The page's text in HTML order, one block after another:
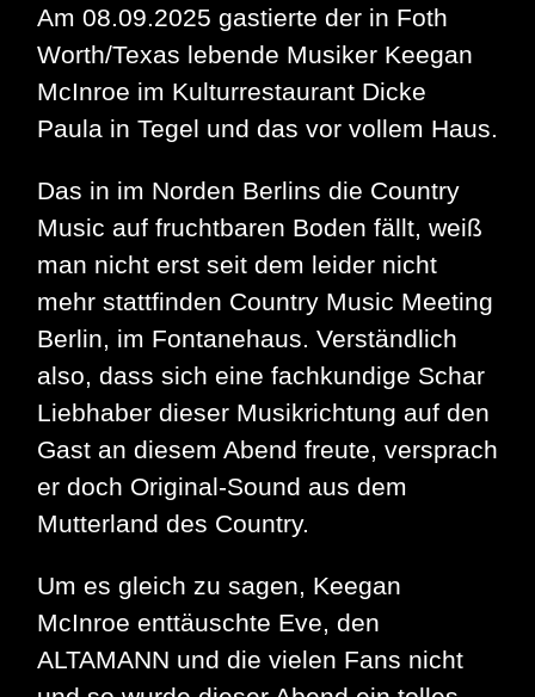
Am 08.09.2025 gastierte der in Foth
Worth/Texas lebende Musiker Keegan
McInroe im Kulturrestaurant Dicke
Paula in Tegel und das vor vollem Haus.
Das in im Norden Berlins die Country
Music auf fruchtbaren Boden fällt, weiß
man nicht erst seit dem leider nicht
mehr stattfinden Country Music Meeting
Berlin, im Fontanehaus. Verständlich
also, dass sich eine fachkundige Schar
Liebhaber dieser Musikrichtung auf den
Gast an diesem Abend freute, versprach
er doch Original-Sound aus dem
Mutterland des Country.
Um es gleich zu sagen, Keegan
McInroe enttäuschte Eve, den
ALTAMANN und die vielen Fans nicht